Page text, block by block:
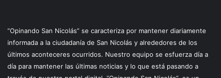
“Opinando San Nicolás” se caracteriza por mantener diariamente
informada a la ciudadanía de San Nicolás y alrededores de los
últimos aconteceres ocurridos. Nuestro equipo se esfuerza día a
día para mantener las últimas noticias y lo que está pasando a